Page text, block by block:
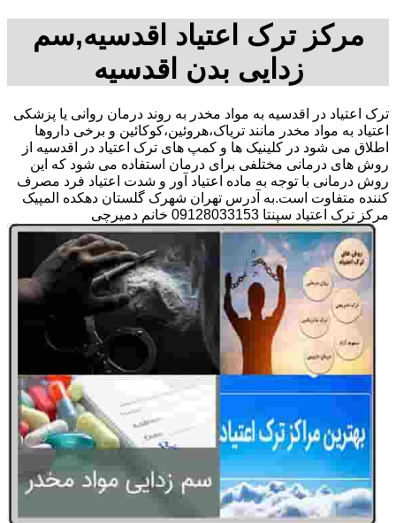
مرکز ترک اعتیاد اقدسیه,سم
زدایی بدن اقدسیه
ترک اعتیاد در اقدسیه به مواد مخدر به روند درمان روانی یا پزشکی
اعتیاد به مواد مخدر مانند تریاک،هروئین،کوکائین و برخی داروها
اطلاق می شود در کلینیک ها و کمپ های ترک اعتیاد در اقدسیه از
روش های درمانی مختلفی برای درمان استفاده می شود که این
روش درمانی با توجه به ماده اعتیاد آور و شدت اعتیاد فرد مصرف
کننده متفاوت است.به آدرس تهران شهرک گلستان دهکده المپیک
مرکز ترک اعتیاد سپنتا 09128033153 خانم دمیرچی